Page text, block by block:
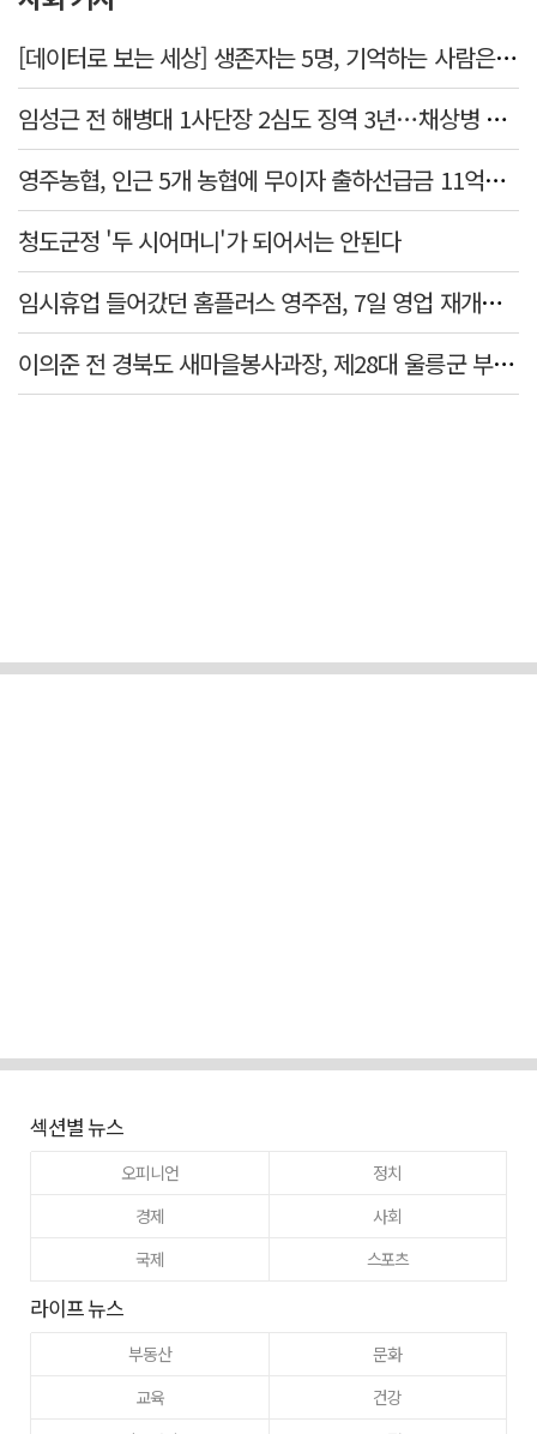
[데이터로 보는 세상] 생존자는 5명, 기억하는 사람은 늘었다
임성근 전 해병대 1사단장 2심도 징역 3년…채상병 순직 책임 유죄
영주농협, 인근 5개 농협에 무이자 출하선급금 11억원 지원…상생 유통망 강화
청도군정 '두 시어머니'가 되어서는 안된다
임시휴업 들어갔던 홈플러스 영주점, 7일 영업 재개…지하 1층만 운영
이의준 전 경북도 새마을봉사과장, 제28대 울릉군 부군수 취임
섹션별 뉴스
오피니언
정치
경제
사회
국제
스포츠
라이프 뉴스
부동산
문화
교육
건강